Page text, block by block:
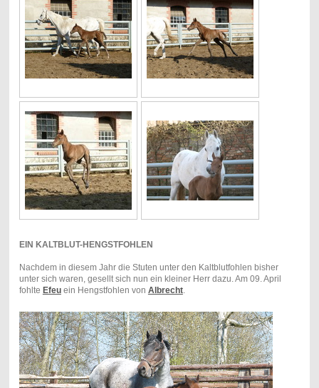
EIN KALTBLUT-HENGSTFOHLEN
Nachdem in diesem Jahr die Stuten unter den Kaltblutfohlen bisher
unter sich waren, gesellt sich nun ein kleiner Herr dazu. Am 09. April
fohlte Efeuein Hengstfohlen von Albrecht.